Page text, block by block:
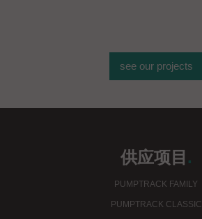
see our projects
供应项目 .
PUMPTRACK FAMILY
PUMPTRACK CLASSIC